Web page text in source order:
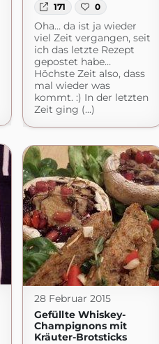
171 0
Oha… da ist ja wieder
viel Zeit vergangen, seit
ich das letzte Rezept
gepostet habe…
Höchste Zeit also, dass
mal wieder was
kommt. :) In der letzten
Zeit ging (...)
28 Februar 2015
Gefüllte Whiskey-
Champignons mit
Kräuter-Brotsticks